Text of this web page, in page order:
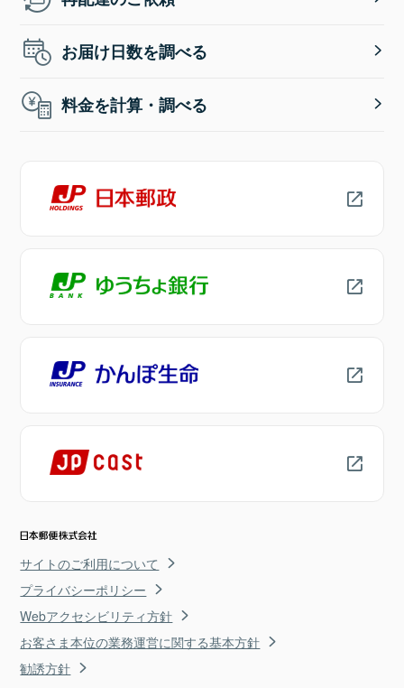
お届け日数を調べる
料金を計算・調べる
サイトのご利用について
プライバシーポリシー
Webアクセシビリティ方針
お客さま本位の業務運営に関する基本方針
勧誘方針